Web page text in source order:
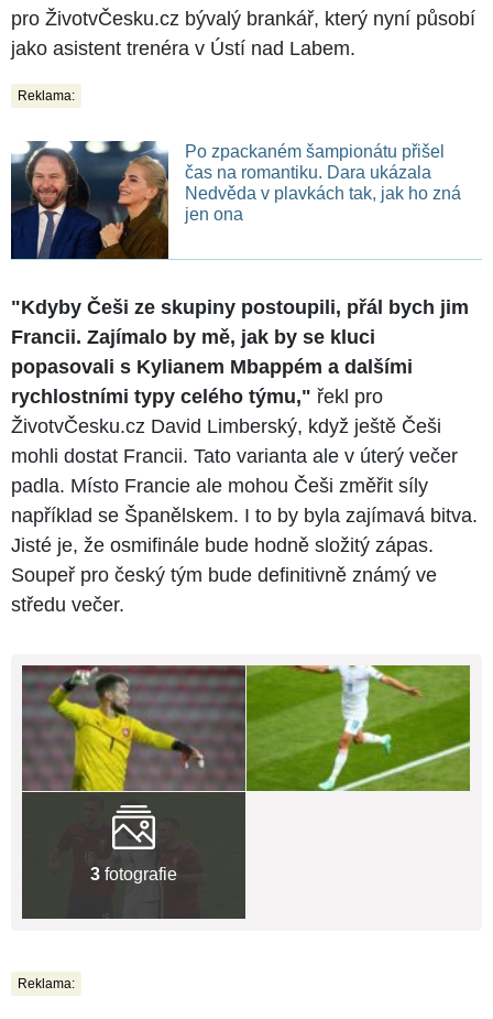
pro ŽivotvČesku.cz bývalý brankář, který nyní působí
jako asistent trenéra v Ústí nad Labem.
Reklama:
Po zpackaném šampionátu přišel
čas na romantiku. Dara ukázala
Nedvěda v plavkách tak, jak ho zná
jen ona
"Kdyby Češi ze skupiny postoupili, přál bych jim
Francii. Zajímalo by mě, jak by se kluci
popasovali s Kylianem Mbappém a dalšími
rychlostními typy celého týmu," řekl pro
ŽivotvČesku.cz David Limberský, když ještě Češi
mohli dostat Francii. Tato varianta ale v úterý večer
padla. Místo Francie ale mohou Češi změřit síly
například se Španělskem. I to by byla zajímavá bitva.
Jisté je, že osmifinále bude hodně složitý zápas.
Soupeř pro český tým bude definitivně známý ve
středu večer.
3 fotografie
Reklama: